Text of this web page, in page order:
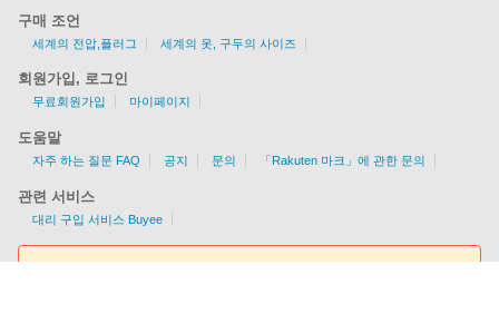
구매 조언
세계의 전압,플러그 세계의 옷, 구두의 사이즈
회원가입, 로그인
무료회원가입 마이페이지
도움말
자주 하는 질문 FAQ 공지 문의 「Rakuten 마크」에 관한 문의
관련 서비스
대리 구입 서비스 Buyee